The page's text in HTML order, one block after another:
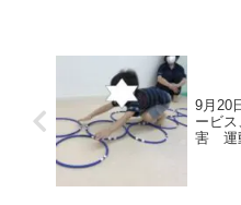
9月20
ービ
害 運